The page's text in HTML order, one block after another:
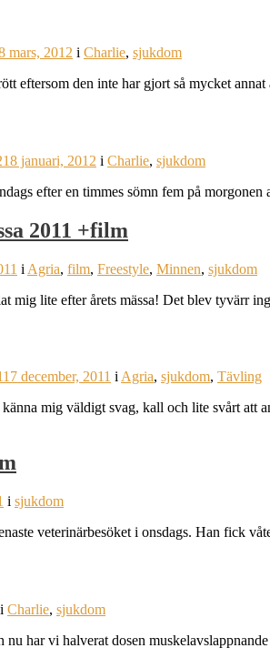
mars, 2012 i Charlie, sjukdom
eftersom den inte har gjort så mycket
18 januari, 2012 i Charlie, sjukdom
efter en timmes sömn fem på
2011 +film
i Agria, film, Freestyle, Minnen, sjukdom
mig lite efter årets mässa! Det blev tyvärr
7 december, 2011 iAgria, sjukdom, Tävling
känna mig väldigt svag, kall och lite svårt
i sjukdom
veterinärbesöket i onsdags. Han fick
i Charlie, sjukdom
nu har vi halverat dosen